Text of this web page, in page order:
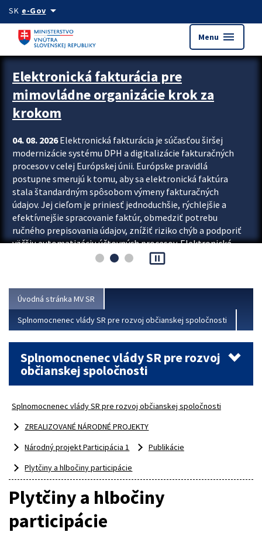
Preskocit na hlavný obsah
SK e-Govarrow_drop_down
Menu menu
Zastavit automatický posun upútavok
Elektronická fakturácia pre
mimovládne organizácie krok za
krokom
04. 08. 2026Elektronická fakturácia je súčasťou širšej
modernizácie systému DPH a digitalizácie fakturačných
procesov v celej Európskej únii. Európske pravidlá
postupne smerujú k tomu, aby sa elektronická faktúra
stala štandardným spôsobom výmeny fakturačných
údajov. Jej cieľom je priniesť jednoduchšie, rýchlejšie a
efektívnejšie spracovanie faktúr, obmedziť potrebu
ručného prepisovania údajov, znížiť riziko chýb a podporiť
väčšiu automatizáciu účtovných procesov. Elektronická
fakturácia preto nepredstavuje...
pause_presentation
Úvodná stránka MV SR
Splnomocnenec vlády SR pre rozvoj občianskej spoločnosti
Splnomocnenec vlády SR pre rozvoj
občianskej spoločnosti
Splnomocnenec vlády SR pre rozvoj občianskej spoločnosti
ZREALIZOVANÉ NÁRODNÉ PROJEKTY
Národný projekt Participácia 1
Publikácie
Plytčiny a hlbočiny participácie
Plytčiny a hlbočiny
participácie